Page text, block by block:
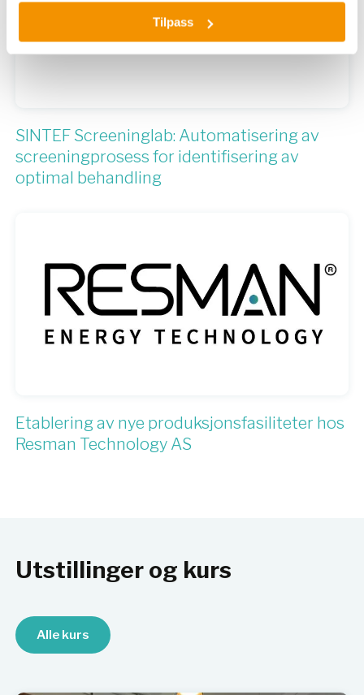
Tilpass
SINTEF Screeninglab: Automatisering av
screeningprosess for identifisering av
optimal behandling
Etablering av nye produksjonsfasiliteter hos
Resman Technology AS
Utstillinger og kurs
Alle kurs